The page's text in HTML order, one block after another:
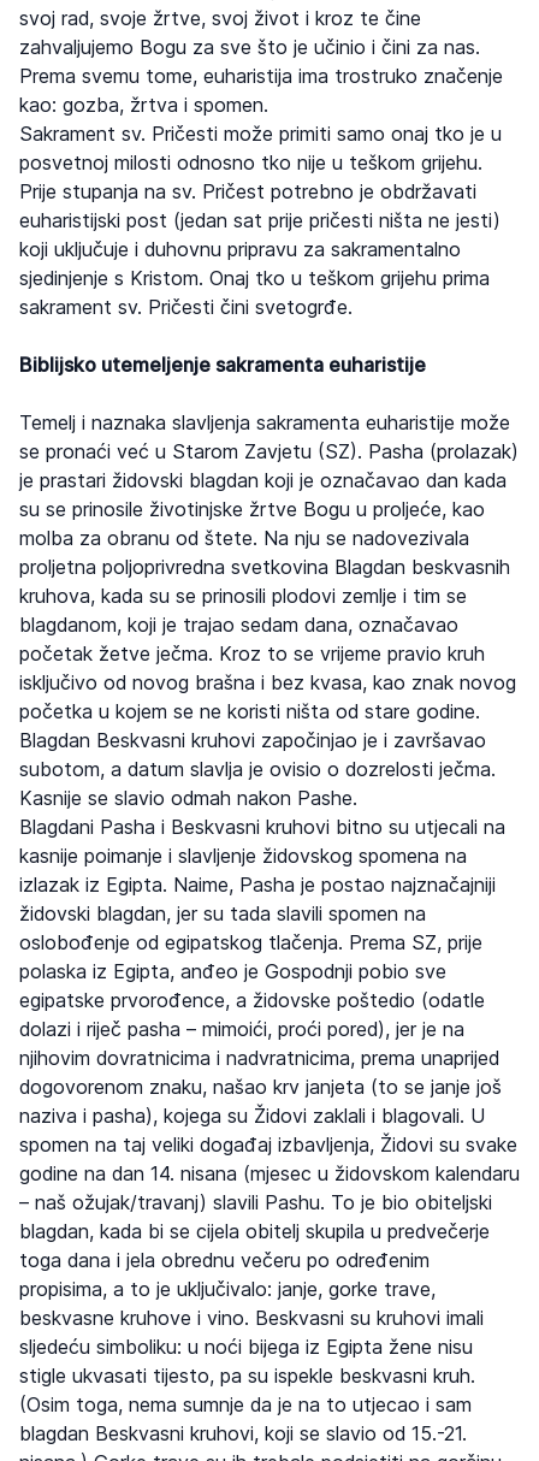
svoj rad, svoje žrtve, svoj život i kroz te čine
zahvaljujemo Bogu za sve što je učinio i čini za nas.
Prema svemu tome, euharistija ima trostruko značenje
kao: gozba, žrtva i spomen.
Sakrament sv. Pričesti može primiti samo onaj tko je u
posvetnoj milosti odnosno tko nije u teškom grijehu.
Prije stupanja na sv. Pričest potrebno je obdržavati
euharistijski post (jedan sat prije pričesti ništa ne jesti)
koji uključuje i duhovnu pripravu za sakramentalno
sjedinjenje s Kristom. Onaj tko u teškom grijehu prima
sakrament sv. Pričesti čini svetogrđe.
Biblijsko utemeljenje sakramenta euharistije
Temelj i naznaka slavljenja sakramenta euharistije može
se pronaći već u Starom Zavjetu (SZ). Pasha (prolazak)
je prastari židovski blagdan koji je označavao dan kada
su se prinosile životinjske žrtve Bogu u proljeće, kao
molba za obranu od štete. Na nju se nadovezivala
proljetna poljoprivredna svetkovina Blagdan beskvasnih
kruhova, kada su se prinosili plodovi zemlje i tim se
blagdanom, koji je trajao sedam dana, označavao
početak žetve ječma. Kroz to se vrijeme pravio kruh
isključivo od novog brašna i bez kvasa, kao znak novog
početka u kojem se ne koristi ništa od stare godine.
Blagdan Beskvasni kruhovi započinjao je i završavao
subotom, a datum slavlja je ovisio o dozrelosti ječma.
Kasnije se slavio odmah nakon Pashe.
Blagdani Pasha i Beskvasni kruhovi bitno su utjecali na
kasnije poimanje i slavljenje židovskog spomena na
izlazak iz Egipta. Naime, Pasha je postao najznačajniji
židovski blagdan, jer su tada slavili spomen na
oslobođenje od egipatskog tlačenja. Prema SZ, prije
polaska iz Egipta, anđeo je Gospodnji pobio sve
egipatske prvorođence, a židovske poštedio (odatle
dolazi i riječ pasha – mimoići, proći pored), jer je na
njihovim dovratnicima i nadvratnicima, prema unaprijed
dogovorenom znaku, našao krv janjeta (to se janje još
naziva i pasha), kojega su Židovi zaklali i blagovali. U
spomen na taj veliki događaj izbavljenja, Židovi su svake
godine na dan 14. nisana (mjesec u židovskom kalendaru
– naš ožujak/travanj) slavili Pashu. To je bio obiteljski
blagdan, kada bi se cijela obitelj skupila u predvečerje
toga dana i jela obrednu večeru po određenim
propisima, a to je uključivalo: janje, gorke trave,
beskvasne kruhove i vino. Beskvasni su kruhovi imali
sljedeću simboliku: u noći bijega iz Egipta žene nisu
stigle ukvasati tijesto, pa su ispekle beskvasni kruh.
(Osim toga, nema sumnje da je na to utjecao i sam
blagdan Beskvasni kruhovi, koji se slavio od 15.-21.